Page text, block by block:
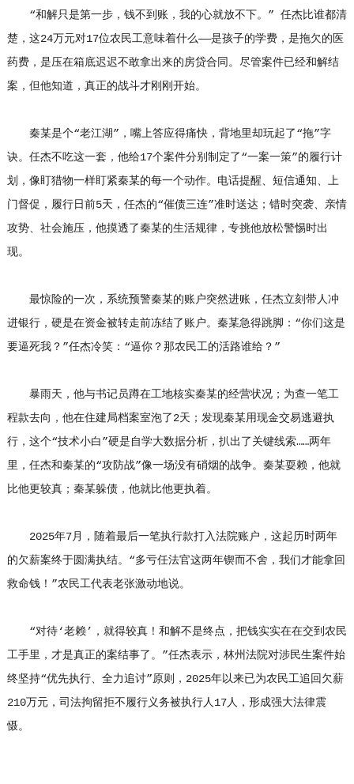
“和解只是第一步，钱不到账，我的心就放不下。” 任杰比谁都清
楚，这24万元对17位农民工意味着什么——是孩子的学费，是拖欠的医
药费，是压在箱底迟迟不敢拿出来的房贷合同。尽管案件已经和解结
案，但他知道，真正的战斗才刚刚开始。
秦某是个“老江湖”，嘴上答应得痛快，背地里却玩起了“拖”字
诀。任杰不吃这一套，他给17个案件分别制定了“一案一策”的履行计
划，像盯猎物一样盯紧秦某的每一个动作。电话提醒、短信通知、上
门督促，履行日前5天，任杰的“催债三连”准时送达；错时突袭、亲情
攻势、社会施压，他摸透了秦某的生活规律，专挑他放松警惕时出
现。
最惊险的一次，系统预警秦某的账户突然进账，任杰立刻带人冲
进银行，硬是在资金被转走前冻结了账户。秦某急得跳脚：“你们这是
要逼死我？”任杰冷笑：“逼你？那农民工的活路谁给？”
暴雨天，他与书记员蹲在工地核实秦某的经营状况；为查一笔工
程款去向，他在住建局档案室泡了2天；发现秦某用现金交易逃避执
行，这个“技术小白”硬是自学大数据分析，扒出了关键线索……两年
里，任杰和秦某的“攻防战”像一场没有硝烟的战争。秦某耍赖，他就
比他更较真；秦某躲债，他就比他更执着。
2025年7月，随着最后一笔执行款打入法院账户，这起历时两年
的欠薪案终于圆满执结。“多亏任法官这两年锲而不舍，我们才能拿回
救命钱！”农民工代表老张激动地说。
“对待‘老赖’，就得较真！和解不是终点，把钱实实在在交到农民
工手里，才是真正的案结事了。”任杰表示，林州法院对涉民生案件始
终坚持“优先执行、全力追讨”原则，2025年以来已为农民工追回欠薪
210万元，司法拘留拒不履行义务被执行人17人，形成强大法律震
慑。